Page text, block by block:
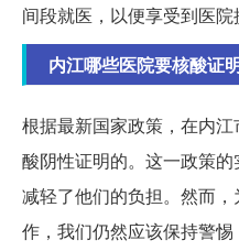
间段就医，以便享受到医院
内江哪些医院要核酸证
根据最新国家政策，在内
酸阴性证明的。这一政策的
减轻了他们的负担。然而
作，我们仍然应该保持警惕